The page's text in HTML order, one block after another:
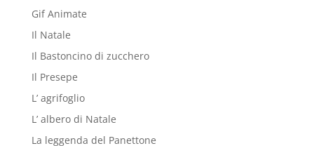
Gif Animate
Il Natale
Il Bastoncino di zucchero
Il Presepe
L’ agrifoglio
L’ albero di Natale
La leggenda del Panettone